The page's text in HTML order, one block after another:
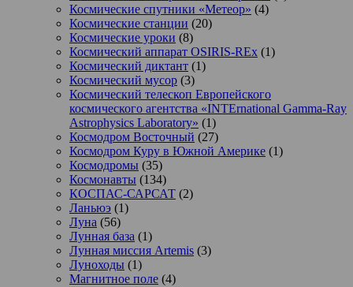
Космические спутники «Метеор» (4)
Космические станции (20)
Космические уроки (8)
Космический аппарат OSIRIS-REx (1)
Космический диктант (1)
Космический мусор (3)
Космический телескоп Европейского
космического агентства «INTErnational Gamma-Ray
Astrophysics Laboratory» (1)
Космодром Восточный (27)
Космодром Куру в Южной Америке (1)
Космодромы (35)
Космонавты (134)
КОСПАС-САРСАТ (2)
Ланьюэ (1)
Луна (56)
Лунная база (1)
Лунная миссия Artemis (3)
Луноходы (1)
Магнитное поле (4)